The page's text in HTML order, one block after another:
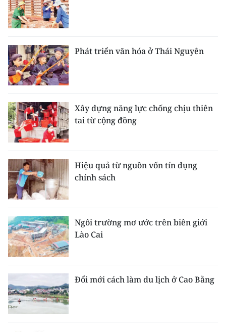
Phát triển văn hóa ở Thái Nguyên
Xây dựng năng lực chống chịu thiên
tai từ cộng đồng
Hiệu quả từ nguồn vốn tín dụng
chính sách
Ngôi trường mơ ước trên biên giới
Lào Cai
Đổi mới cách làm du lịch ở Cao Bằng